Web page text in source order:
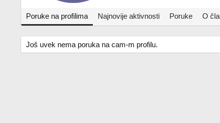
Poruke na profilima Najnovije aktivnosti Poruke O
Još uvek nema poruka na cam-m profilu.